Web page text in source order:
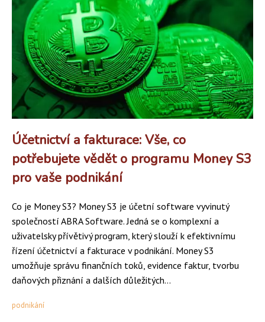
Účetnictví a fakturace: Vše, co
potřebujete vědět o programu Money S3
pro vaše podnikání
Co je Money S3? Money S3 je účetní software vyvinutý
společností ABRA Software. Jedná se o komplexní a
uživatelsky přívětivý program, který slouží k efektivnímu
řízení účetnictví a fakturace v podnikání. Money S3
umožňuje správu finančních toků, evidence faktur, tvorbu
daňových přiznání a dalších důležitých...
podnikání